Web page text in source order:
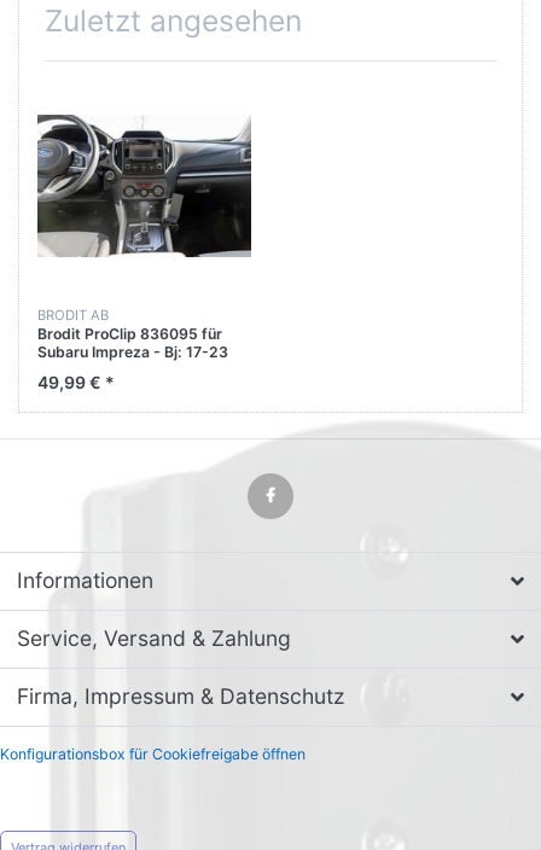
Zuletzt angesehen
BRODIT AB
Brodit ProClip 836095 für
Subaru Impreza - Bj: 17-23
49,99 € *
Informationen
Service, Versand & Zahlung
Firma, Impressum & Datenschutz
Konfigurationsbox für Cookiefreigabe öffnen